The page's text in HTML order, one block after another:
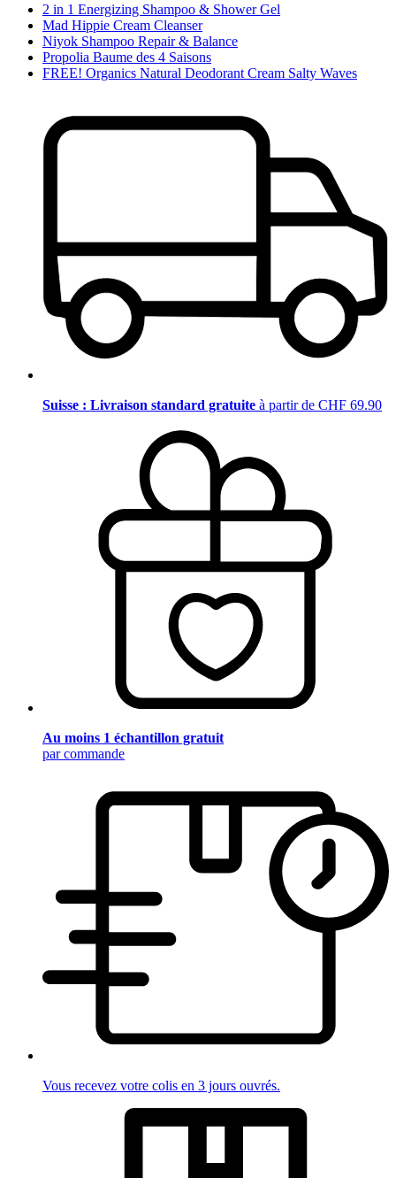
2 in 1 Energizing Shampoo & Shower Gel
Mad Hippie Cream Cleanser
Niyok Shampoo Repair & Balance
Propolia Baume des 4 Saisons
FREE! Organics Natural Deodorant Cream Salty Waves
Suisse : Livraison standard gratuite à partir de CHF 69.90
Au moins 1 échantillon gratuit
par commande
Vous recevez votre colis en 3 jours ouvrés.